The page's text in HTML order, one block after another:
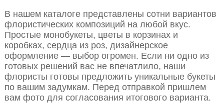
В нашем каталоге представлены сотни вариантов
флористических композиций на любой вкус.
Простые монобукеты, цветы в корзинах и
коробках, сердца из роз, дизайнерское
оформление — выбор огромен. Если ни одно из
готовых решений вас не впечатлило, наши
флористы готовы предложить уникальные букеты
по вашим задумкам. Перед отправкой пришлем
вам фото для согласования итогового варианта.